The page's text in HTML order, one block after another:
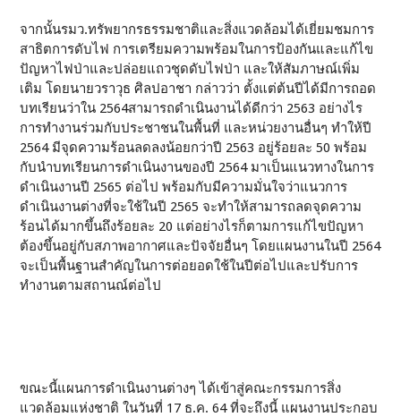
จากนั้นรมว.ทรัพยากรธรรมชาติและสิ่งแวดล้อมได้เยี่ยมชมการ
สาธิตการดับไฟ การเตรียมความพร้อมในการป้องกันและแก้ไข
ปัญหาไฟป่าและปล่อยแถวชุดดับไฟป่า และให้สัมภาษณ์เพิ่ม
เติม โดยนายวราวุธ ศิลปอาชา กล่าวว่า ตั้งแต่ต้นปีได้มีการถอด
บทเรียนว่าใน 2564สามารถดำเนินงานได้ดีกว่า 2563 อย่างไร
การทำงานร่วมกับประชาชนในพื้นที่ และหน่วยงานอื่นๆ ทำให้ปี
2564 มีจุดความร้อนลดลงน้อยกว่าปี 2563 อยู่ร้อยละ 50 พร้อม
กับนำบทเรียนการดำเนินงานของปี 2564 มาเป็นแนวทางในการ
ดำเนินงานปี 2565 ต่อไป พร้อมกับมีความมั่นใจว่าแนวการ
ดำเนินงานต่างที่จะใช้ในปี 2565 จะทำให้สามารถลดจุดความ
ร้อนได้มากขึ้นถึงร้อยละ 20 แต่อย่างไรก็ตามการแก้ไขปัญหา
ต้องขึ้นอยู่กับสภาพอากาศและปัจจัยอื่นๆ โดยแผนงานในปี 2564
จะเป็นพื้นฐานสำคัญในการต่อยอดใช้ในปีต่อไปและปรับการ
ทำงานตามสถานณ์ต่อไป
ขณะนี้แผนการดำเนินงานต่างๆ ได้เข้าสู่คณะกรรมการสิ่ง
แวดล้อมแห่งชาติ ในวันที่ 17 ธ.ค. 64 ที่จะถึงนี้ แผนงานประกอบ